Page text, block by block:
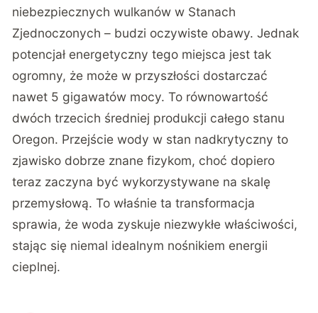
niebezpiecznych wulkanów w Stanach
Zjednoczonych – budzi oczywiste obawy. Jednak
potencjał energetyczny tego miejsca jest tak
ogromny, że może w przyszłości dostarczać
nawet 5 gigawatów mocy. To równowartość
dwóch trzecich średniej produkcji całego stanu
Oregon. Przejście wody w stan nadkrytyczny to
zjawisko dobrze znane fizykom, choć dopiero
teraz zaczyna być wykorzystywane na skalę
przemysłową. To właśnie ta transformacja
sprawia, że woda zyskuje niezwykłe właściwości,
stając się niemal idealnym nośnikiem energii
cieplnej.